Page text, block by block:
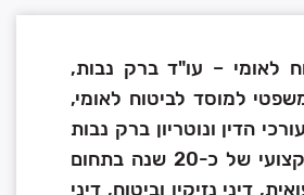
לאומי – עו"ד ברק נבות,
למוסד לביטוח לאומי,
הדין ונוטריון ברק נבות
ובעל ניסיון מקצועי של כ-20 שנה בתחום
דיני נזיקין וביטוח, דיני